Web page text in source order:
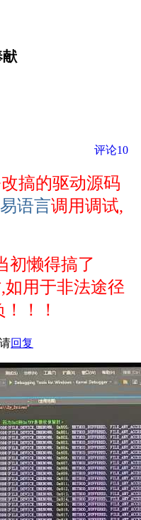
献
评论10
搞的驱动源码
易语言调用调试,
初懒得搞了
用于非法途径
！！
回复